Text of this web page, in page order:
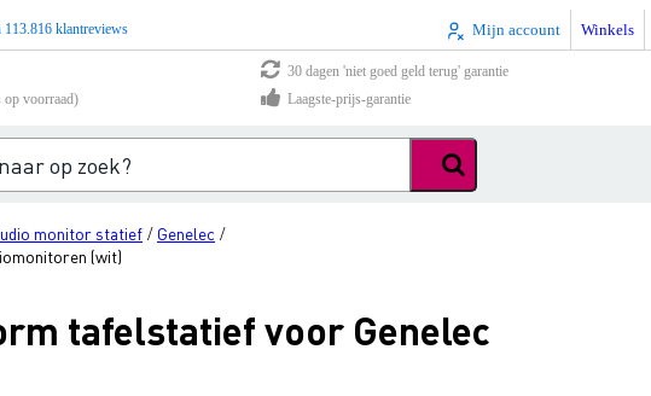
113.816 klantreviews Mijn account Winkels
30 dagen 'niet goed geld terug' garantie
op voorraad)
Laagste-prijs-garantie
monitor statief / Genelec /
(wit)
tafelstatief voor Genelec